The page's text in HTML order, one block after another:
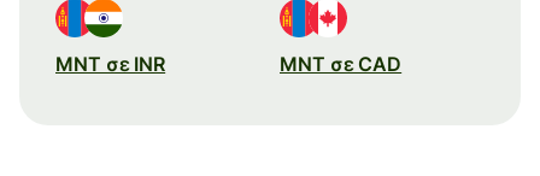
MNT σε INR MNT σε CAD